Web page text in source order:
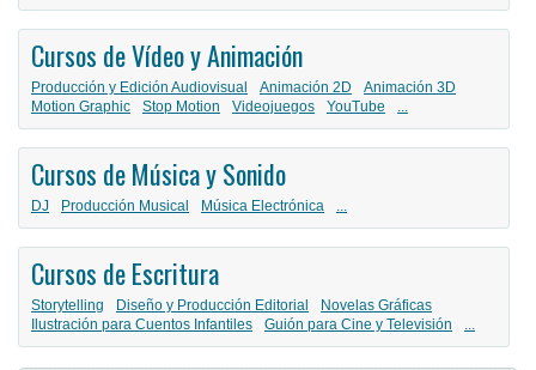
Cursos de Vídeo y Animación
Producción y Edición Audiovisual Animación 2D
Animación 3D
Motion Graphic
Stop Motion Videojuegos YouTube ...
Cursos de Música y Sonido
DJ Producción Musical Música Electrónica ...
Cursos de Escritura
Storytelling Diseño y Producción Editorial
Novelas Gráficas
Ilustración para Cuentos Infantiles
Guión para Cine y Televisión ...